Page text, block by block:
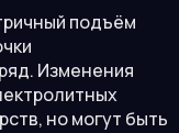
подъём
Изменения
но могут быть